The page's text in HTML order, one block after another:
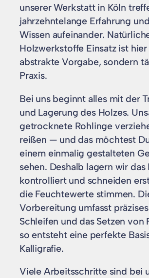
unserer Werkstatt in Köln
jahrzehntelange Erfahrung
Wissen aufeinander.
Holzwerkstoffe Einsatz ist
abstrakte Vorgabe, sondern
Praxis.
Bei uns beginnt alles mit der
und Lagerung des Holzes.
getrocknete Rohlinge
reißen — und das möchtest
einem einmalig gestalteten
sehen. Deshalb lagern wir das
kontrolliert und schneiden
die Feuchtewerte stimmen.
Vorbereitung umfasst
Schleifen und das Setzen von
so entsteht eine perfekte
Kalligrafie.
Viele Arbeitsschritte sind bei